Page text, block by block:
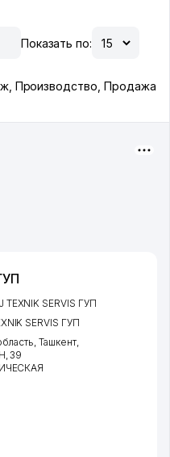
Показать по:
Производство, Продажа
TEXNIK SERVIS ГУП
SERVIS ГУП
,Ташкент,
, 39